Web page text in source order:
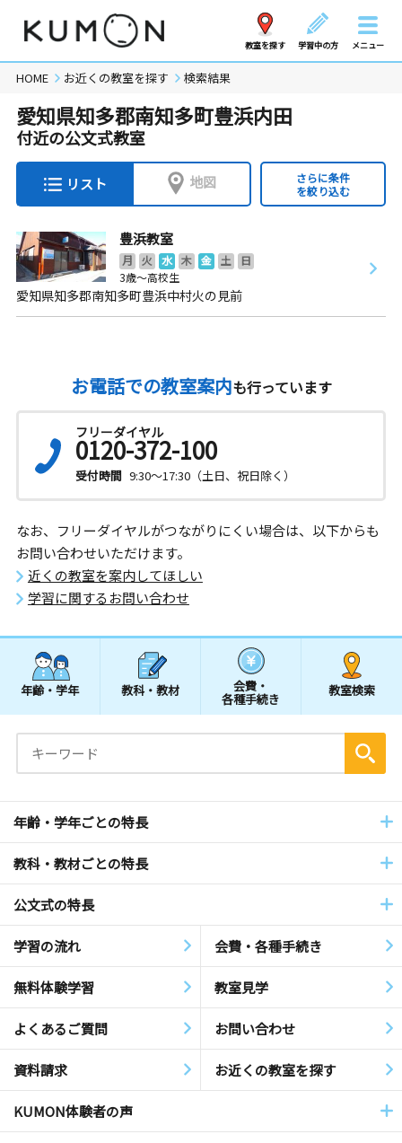
教室を探す 学習中の方 メニュー
HOME お近くの教室を探す 検索結果
愛知県知多郡南知多町豊浜内田
付近の公文式教室
リスト 地図
さらに条件
を絞り込む
豊浜教室
月 火 水 木 金 土
日
3歳～高校生
愛知県知多郡南知多町豊浜中村火の見前
お電話での教室案内も行っています
フリーダイヤル
0120-372-100
受付時間 9:30～17:30（土日、祝日除く）
なお、フリーダイヤルがつながりにくい場合は、以下からも
お問い合わせいただけます。
近くの教室を案内してほしい
学習に関するお問い合わせ
年齢・学年 教科・教材 会費・
各種手続き
教室検索
年齢・学年ごとの特長
教科・教材ごとの特長
公文式の特長
学習の流れ 会費・各種手続き
無料体験学習 教室見学
よくあるご質問 お問い合わせ
資料請求 お近くの教室を探す
KUMON体験者の声